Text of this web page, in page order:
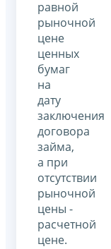
равной
рыночной
цене
ценных
бумаг
на
дату
заключения
договора
займа,
а при
отсутствии
рыночной
цены -
расчетной
цене.